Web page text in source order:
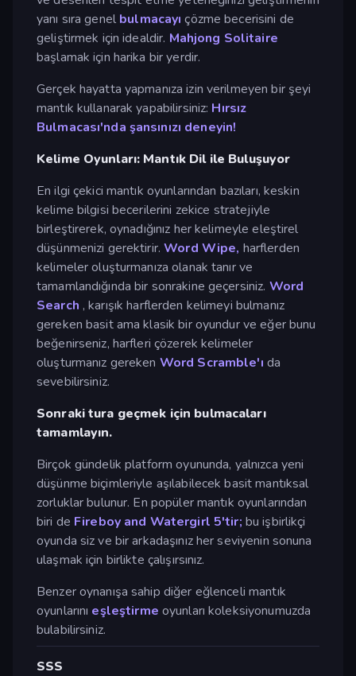
yanı sıra genel bulmacayı çözme becerisini de
geliştirmek için idealdir. Mahjong Solitaire
başlamak için harika bir yerdir.
Gerçek hayatta yapmanıza izin verilmeyen bir şeyi
mantık kullanarak yapabilirsiniz: Hırsız
Bulmacası'nda şansınızı deneyin!
Kelime Oyunları: Mantık Dil ile Buluşuyor
En ilgi çekici mantık oyunlarından bazıları, keskin
kelime bilgisi becerilerini zekice stratejiyle
birleştirerek, oynadığınız her kelimeyle eleştirel
düşünmenizi gerektirir.Word Wipe, harflerden
kelimeler oluşturmanıza olanak tanır ve
tamamlandığında bir sonrakine geçersiniz. Word
Search , karışık harflerden kelimeyi bulmanız
gereken basit ama klasik bir oyundur ve eğer bunu
beğenirseniz, harfleri çözerek kelimeler
oluşturmanız gereken Word Scramble'ı da
sevebilirsiniz.
Sonraki tura geçmek için bulmacaları
tamamlayın.
Birçok gündelik platform oyununda, yalnızca yeni
düşünme biçimleriyle aşılabilecek basit mantıksal
zorluklar bulunur. En popüler mantık oyunlarından
biri de Fireboy and Watergirl 5'tir; bu işbirlikçi
oyunda siz ve bir arkadaşınız her seviyenin sonuna
ulaşmak için birlikte çalışırsınız.
Benzer oynanışa sahip diğer eğlenceli mantık
oyunlarını eşleştirme oyunları koleksiyonumuzda
bulabilirsiniz.
SSS